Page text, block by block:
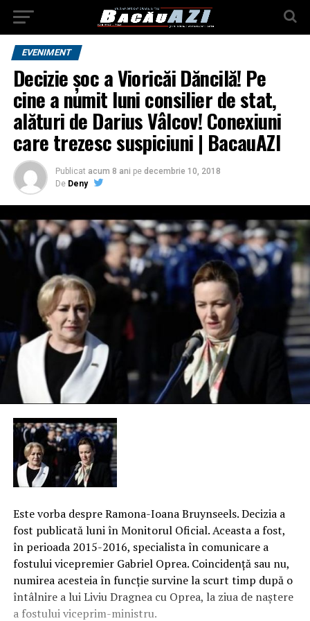
EVENIMENT
Decizie șoc a Vioricăi Dăncilă! Pe
cine a numit luni consilier de stat,
alături de Darius Vâlcov! Conexiuni
care trezesc suspiciuni | BacauAZI
Publicat acum 8 ani pe decembrie 10, 2018
De Deny
Este vorba despre Ramona-Ioana Bruynseels. Decizia a
fost publicată luni în Monitorul Oficial. Aceasta a fost,
în perioada 2015-2016, specialista în comunicare a
fostului vicepremier Gabriel Oprea. Coincidenţă sau nu,
numirea acesteia în funcţie survine la scurt timp după o
întâlnire a lui Liviu Dragnea cu Oprea, la ziua de naştere
a fostului viceprim-ministru.